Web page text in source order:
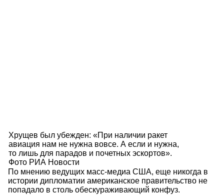
Хрущев был убежден: «При наличии ракет
авиация нам не нужна вовсе. А если и нужна,
то лишь для парадов и почетных эскортов».
Фото РИА Новости
По мнению ведущих масс-медиа США, еще никогда в
истории дипломатии американское правительство не
попадало в столь обескураживающий конфуз.